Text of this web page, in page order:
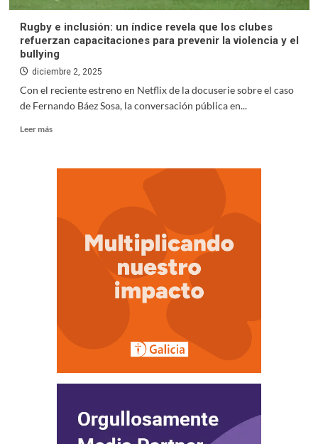
Rugby e inclusión: un índice revela que los clubes
refuerzan capacitaciones para prevenir la violencia y el
bullying
diciembre 2, 2025
Con el reciente estreno en Netflix de la docuserie sobre el caso
de Fernando Báez Sosa, la conversación pública en...
Leer más